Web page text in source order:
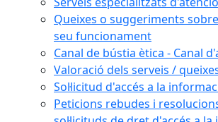
Queixes o suggeriments
seu funcionament
Canal de bústia ètica - Canal
Valoració dels serveis /
Sol·licitud d'accés a la
Peticions rebudes i